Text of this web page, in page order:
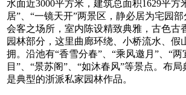
水面近3000平方米，建筑总面积1629平方
居”、“一镜天开”两景区，静必居为宅园部
会客之场所，室内陈设精致典雅，古色古
园林部分，这里曲廊环绕、小桥流水、假
拥。沿池有“香雪分春”、“乘风邀月”、“两
目”、“景苏阁”、“如沐春风”等景点。布局
是典型的浙派私家园林作品。